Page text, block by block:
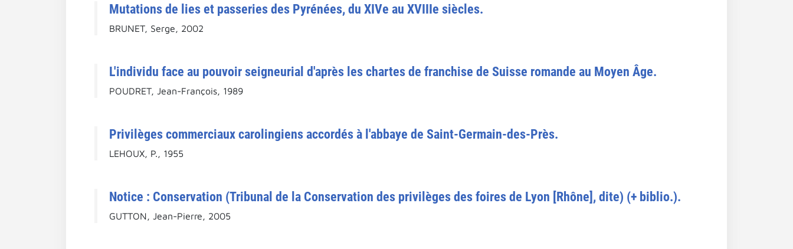
Mutations de lies et passeries des Pyrénées, du XIVe au XVIIIe siècles.
BRUNET, Serge, 2002
L'individu face au pouvoir seigneurial d'après les chartes de franchise de Suisse romande au Moyen Âge.
POUDRET, Jean-François, 1989
Privilèges commerciaux carolingiens accordés à l'abbaye de Saint-Germain-des-Près.
LEHOUX, P., 1955
Notice : Conservation (Tribunal de la Conservation des privilèges des foires de Lyon [Rhône], dite) (+ biblio.).
GUTTON, Jean-Pierre, 2005